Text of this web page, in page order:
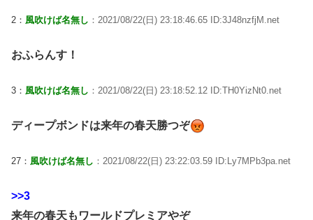
2： 風吹けば名無し ：2021/08/22(日) 23:18:46.65 ID:3J48nzfjM.net
おふらんす！
3： 風吹けば名無し ：2021/08/22(日) 23:18:52.12 ID:TH0YizNt0.net
ディープボンドは来年の春天勝つぞ
27： 風吹けば名無し ：2021/08/22(日) 23:22:03.59 ID:Ly7MPb3pa.net
>>3
来年の春天もワールドプレミアやぞ